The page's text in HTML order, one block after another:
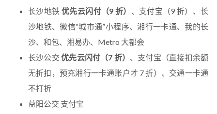
长沙地铁 优先云闪付（9 折） 、支付宝（9 折）、长
沙地铁、微信“城市通”小程序、湘行一卡通、我的长
沙、和包、湘易办、Metro 大都会
长沙公交优先云闪付（7 折） 、支付宝（直接扣余额
无折扣，预充湘行一卡通账户才 7 折）、交通一卡通
不打折
益阳公交 支付宝